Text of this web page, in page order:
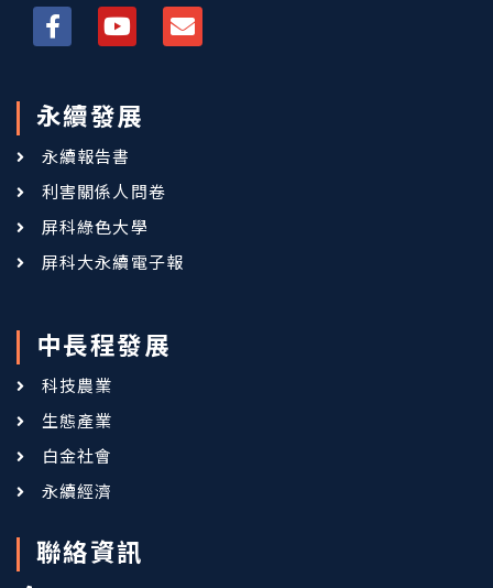
永續發展
永續報告書
利害關係人問卷
屏科綠色大學
屏科大永續電子報
中長程發展
科技農業
生態產業
白金社會
永續經濟
聯絡資訊